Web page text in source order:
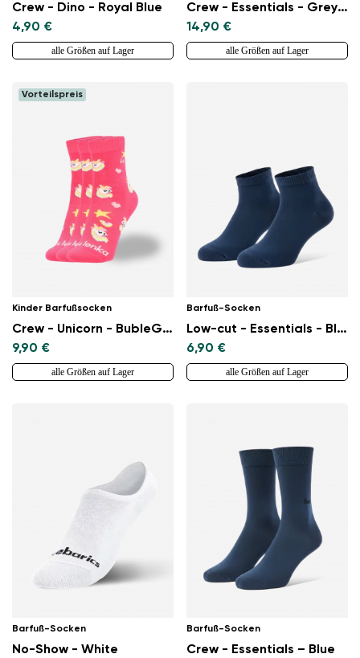
Crew - Dino - Royal Blue
4,90 €
alle Größen auf Lager
Crew - Essentials - Grey - 3 pack
14,90 €
alle Größen auf Lager
Vorteilspreis
Kinder Barfußsocken
Crew - Unicorn - BubleGum Pink - 3 pack
9,90 €
alle Größen auf Lager
Barfuß-Socken
Low-cut - Essentials - Blue
6,90 €
alle Größen auf Lager
Barfuß-Socken
No-Show - White
Barfuß-Socken
Crew - Essentials – Blue